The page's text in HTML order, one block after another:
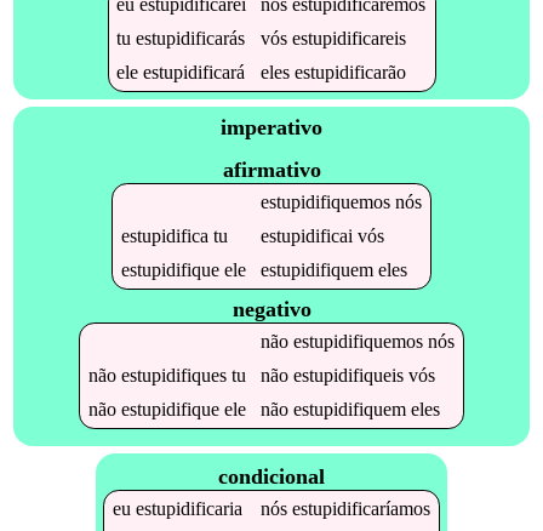
euestupidificarei nósestupidificaremos
tuestupidificarás vósestupidificareis
eleestupidificará elesestupidificarão
imperativo
afirmativo
estupidifiquemosnós
estupidifica tu estupidificai vós
estupidifiqueele estupidifiquemeles
negativo
não estupidifiquemosnós
não estupidifiquestu não estupidifiqueisvós
não estupidifiqueele não estupidifiquemeles
condicional
eu estupidificaria nós estupidificaríamos